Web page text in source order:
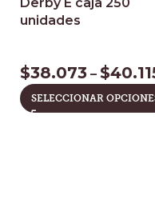
unidades
$38.073 – $
SELECCIONAR